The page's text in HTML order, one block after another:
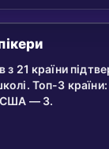
з 21 країни
Топ-3
США — 3.